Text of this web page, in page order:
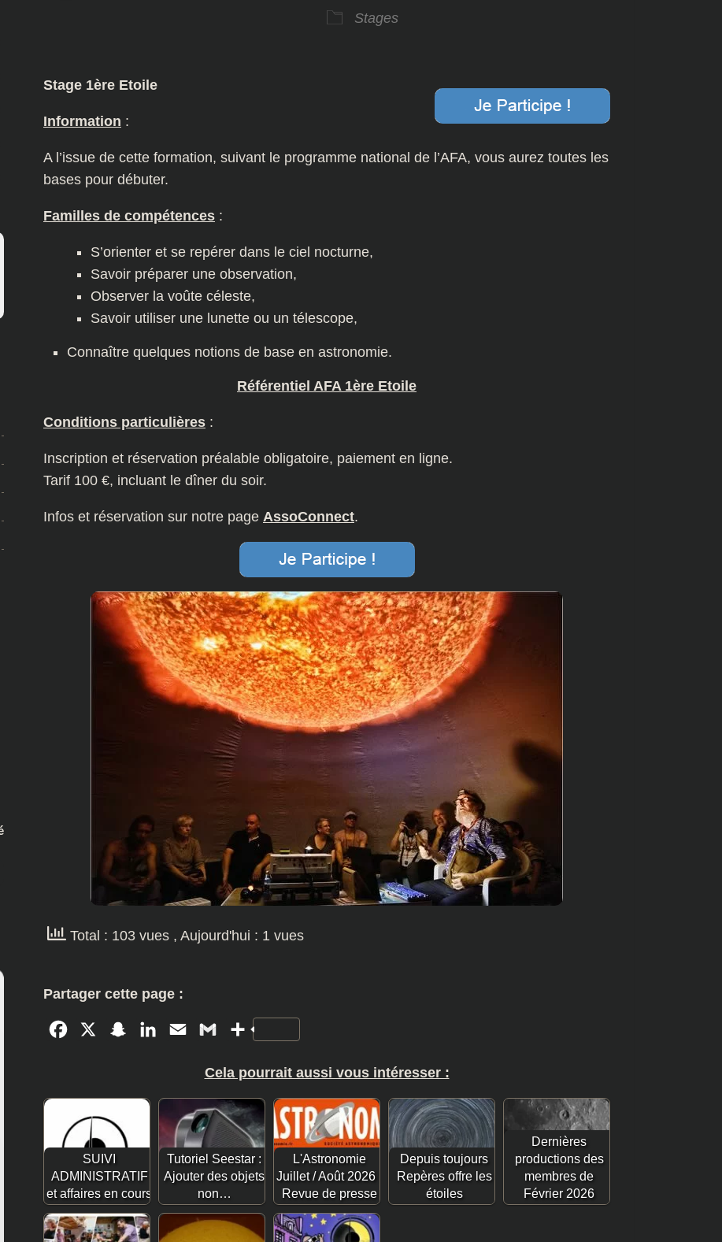
Calendrier Google
Stages
Stage 1ère Etoile
Information :
A l’issue de cette formation, suivant le programme national de l’AFA, vous aurez toutes les
bases pour débuter.
Familles de compétences :
S’orienter et se repérer dans le ciel nocturne,
Savoir préparer une observation,
Observer la voûte céleste,
Savoir utiliser une lunette ou un télescope,
Connaître quelques notions de base en astronomie.
Référentiel AFA 1ère Etoile
Conditions particulières :
Inscription et réservation préalable obligatoire, paiement en ligne.
Tarif 100 €, incluant le dîner du soir.
Infos et réservation sur notre page AssoConnect.
Total : 103 vues , Aujourd'hui : 1 vues
Partager cette page :
Facebook SnapchatLinkedInEmail GmailPartager
Cela pourrait aussi vous intéresser :
SUIVI
ADMINISTRATIF
et affaires en cours
Tutoriel Seestar :
Ajouter des objets
non…
L'Astronomie
Juillet / Août 2026 :
Revue de presse
Depuis toujours
Repères offre les
étoiles
Dernières
productions des
membres de
Février 2026